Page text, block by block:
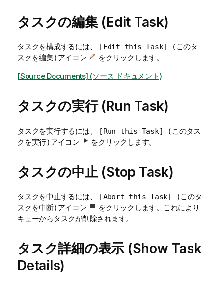
タスクの編集 (Edit Task)
タスクを構成するには、
[Edit this Task] (このタ
スクを編集) アイコン
をクリックします。
[Source Documents] (ソース ドキュメント)
タスクの実行 (Run Task)
タスクを実行するには、
[Run this Task] (このタス
クを実行) アイコン をクリックします。
タスクの中止 (Stop Task)
タスクを中止するには、
[Abort this Task] (このタ
スクを中断) アイコン
をクリックします。これにより
キューからタスクが削除されます。
タスク詳細の表示 (Show Task
Details)